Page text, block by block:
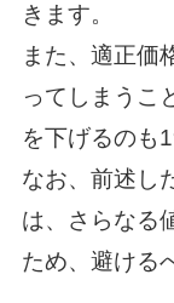
きます。
また、適正価
ってしまうこ
を下げるのも
なお、前述し
は、さらなる
ため、避ける